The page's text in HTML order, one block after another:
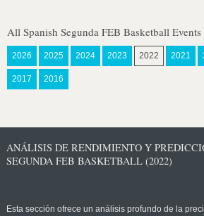
All Spanish Segunda FEB Basketball Events
2026 2025 2024 2023 2022 2021
2017 2016
ANÁLISIS DE RENDIMIENTO Y
SEGUNDA FEB BASKETBALL (2022)
Esta sección ofrece un análisis profundo de la